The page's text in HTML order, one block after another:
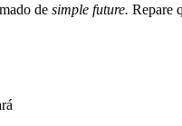
de simple future. Repare